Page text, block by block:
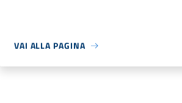
VAI ALLA PAGINA